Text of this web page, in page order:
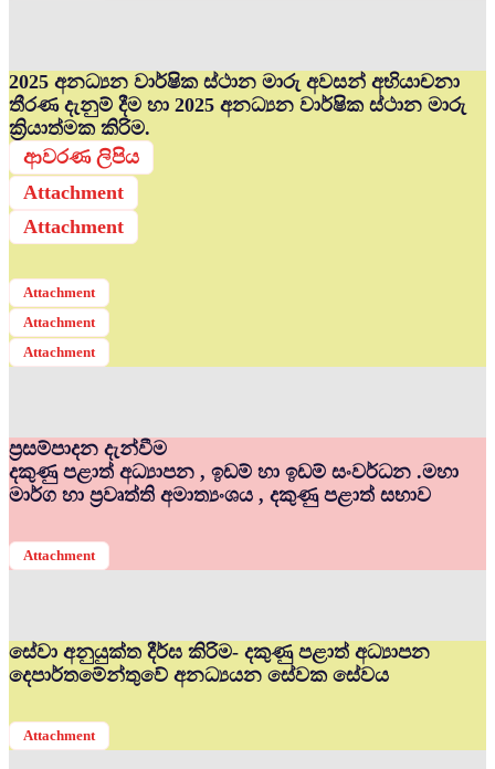
2025 අනධ්‍යන වාර්ෂික ස්ථාන මාරු අවසන් අභියාචනා
තීරණ දැනුම් දීම හා 2025 අනධ්‍යන වාර්ෂික ස්ථාන මාරු
ක්‍රියාත්මක කිරිම.
ආවරණ ලිපිය
Attachment
Attachment
Attachment
Attachment
Attachment
ප්‍රසම්පාදන දැන්වීම
දකුණු පළාත් අධ්‍යාපන , ඉඩම් හා ඉඩම් සංවර්ධන .මහා
මාර්ග හා ප්‍රවෘත්ති අමාත්‍යංශය , දකුණු පළාත් සභාව
Attachment
සේවා අනුයුක්ත දීර්ඝ කිරිම- දකුණු පළාත් අධ්‍යාපන
දෙපාර්තමේන්තුවේ අනධ්‍යයන සේවක සේවය
Attachment